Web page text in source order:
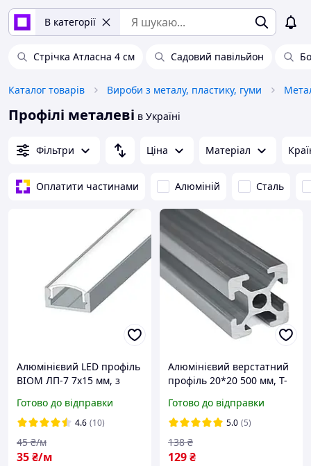
В категорії
Стрічка Атласна 4 см Садовий павільйон
Каталог товарів Вироби з металу, пластику, гуми
Профілі металеві в Україні
Фільтри Ціна Матеріал
Оплатити частинами Алюміній Сталь
Алюмінієвий LED профіль
BIOM ЛП-7 7х15 мм, з
анодований, накладний,
для LED стрічки, довжина
2 м
Готово до відправки
4.6 (10)
35₴/м
45 ₴/м
Алюмінієвий верстатний
профіль 20*20 500 мм, T-
Готово до відправки
5.0 (5)
129₴
138 ₴